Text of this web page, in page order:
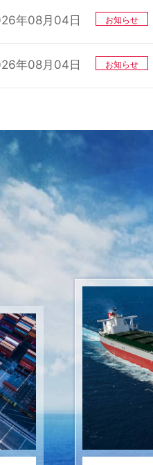
年08月04日 お知らせ
年08月04日 お知らせ
年08月04日
年08月04日 お知らせ
年08月04日 適時開示
適時開示
年08月04日
年08月07日
年08月05日
年07月30日
年07月21日
年07月17日